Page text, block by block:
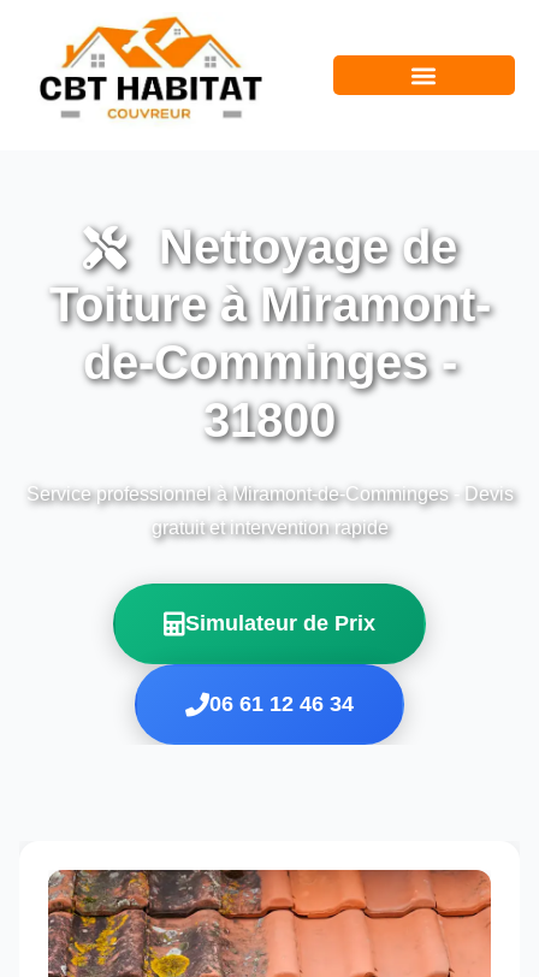
Nettoyage de
Toiture à Miramont-
de-Comminges -
31800
Service professionnel à Miramont-de-Comminges - Devis
gratuit et intervention rapide
Simulateur de Prix
06 61 12 46 34